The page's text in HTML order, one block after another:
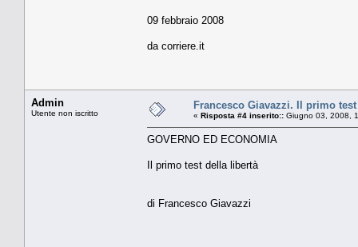
09 febbraio 2008
da corriere.it
Admin
Utente non iscritto
Francesco Giavazzi. Il primo
« Risposta #4 inserito:: Giugno 03, 2008,
GOVERNO ED ECONOMIA
Il primo test della libertà
di Francesco Giavazzi